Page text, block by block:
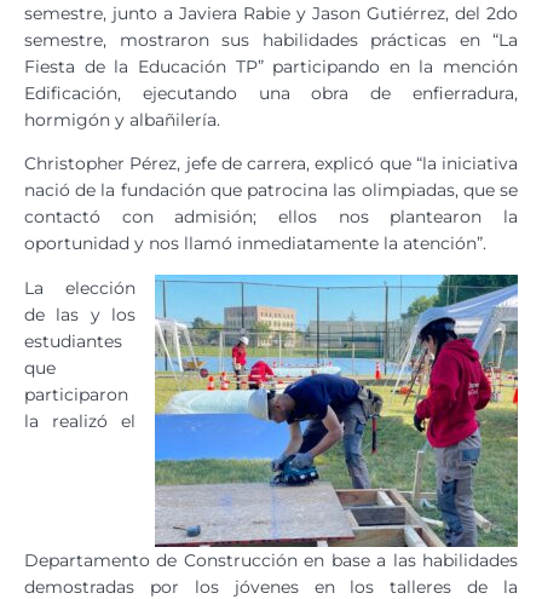
semestre, junto a Javiera Rabie y Jason Gutiérrez, del 2do
semestre, mostraron sus habilidades prácticas en “La
Fiesta de la Educación TP” participando en la mención
Edificación, ejecutando una obra de enfierradura,
hormigón y albañilería.
Christopher Pérez, jefe de carrera, explicó que “la iniciativa
nació de la fundación que patrocina las olimpiadas, que se
contactó con admisión; ellos nos plantearon la
oportunidad y nos llamó inmediatamente la atención”.
La elección
de las y los
estudiantes
que
participaron
la realizó el
Departamento de Construcción en base a las habilidades
demostradas por los jóvenes en los talleres de la